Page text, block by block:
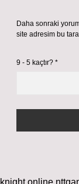
Daha sonraki
site adresim bu
9 - 5 kaçtır? *
knight online